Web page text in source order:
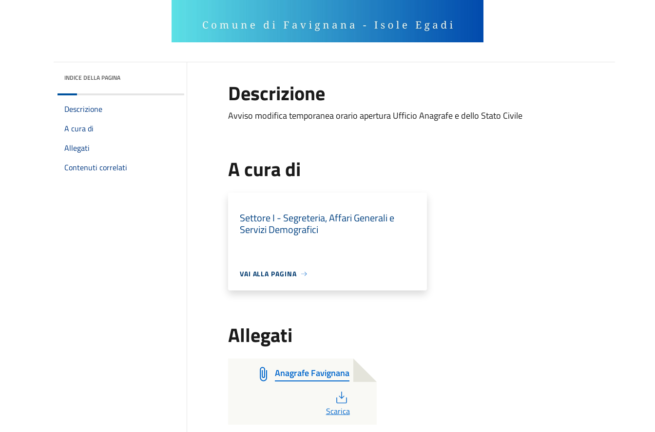
INDICE DELLA PAGINA
Descrizione
A cura di
Allegati
Contenuti correlati
Descrizione
Avviso modifica temporanea orario apertura Ufficio Anagrafe e dello Stato Civile
A cura di
Settore I - Segreteria, Affari Generali e
Servizi Demografici
VAI ALLA PAGINA
Allegati
Anagrafe Favignana
Scarica